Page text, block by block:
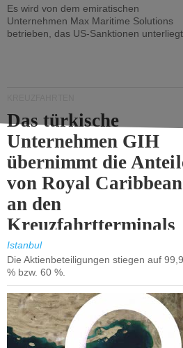
Es wird von dem emiratischen
Unternehmen Max Maritime Solutions
betrieben, das US-Sanktionen unterliegt.
Das türkische
Unternehmen GIH
übernimmt die
von Royal Caribbean
an den
Kreuzfahrtterminals
in Kusadasi und
Lissabon.
Istanbul
Die Aktienbeteiligungen stiegen auf
% bzw. 60 %.